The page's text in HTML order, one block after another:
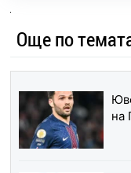
Още по
на